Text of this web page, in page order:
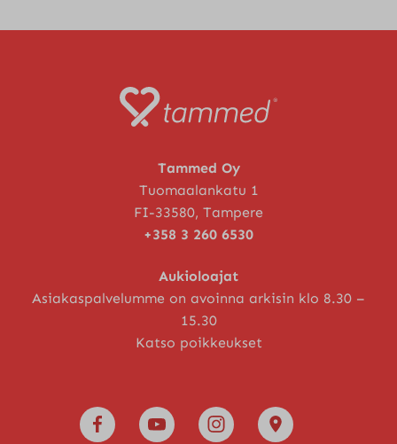
Tammed Oy
Tuomaalankatu 1
FI-33580, Tampere
+358 3 260 6530
Aukioloajat
Asiakaspalvelumme on avoinna arkisin klo 8.30 –
15.30
Katso poikkeukset